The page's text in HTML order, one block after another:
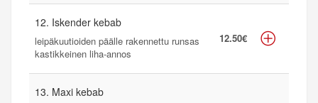
12. Iskender kebab
leipäkuutioiden päälle rakennettu runsas
kastikkeinen liha-annos
12.50€
13. Maxi kebab